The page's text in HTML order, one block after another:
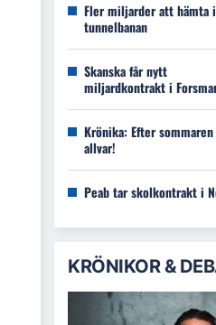
Fler miljarder att hämta
tunnelbanan
Skanska får nytt
miljardkontrakt i
Krönika: Efter
allvar!
Peab tar skolkontrakt i
KRÖNIKOR &